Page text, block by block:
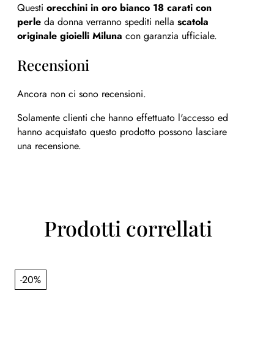
Questi orecchini in oro bianco 18 carati con
perle da donna verranno spediti nella scatola
originale gioielli Miluna con garanzia ufficiale.
Recensioni
Ancora non ci sono recensioni.
Solamente clienti che hanno effettuato l'accesso ed
hanno acquistato questo prodotto possono lasciare
una recensione.
Prodotti correllati
-20%